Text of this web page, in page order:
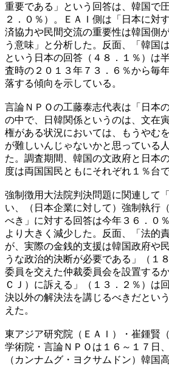
重要である」という回答は、韓国で
２．０％）。ＥＡＩ側は「日本に対
済協力や民間交流の重要性は韓国側
う意味」と分析した。反面、「韓国
という日本の回答（４８．１％）は
査時の２０１３年７３．６％から毎
落する傾向を示している。
言論ＮＰＯの工藤泰志代表は「日本
の中で、日韓関係というのは、文在
権がある状況においては、もうやむ
が難しいんじゃないかと思っている
た。調査期間、韓国の文政府と日本
度は両国国民ともにそれぞれ１％台
強制徴用大法院判決問題に関連して
い、（日本企業に対して）強制執行
べき」に対する回答は今年３６．０
より大きく減少した。反面、「法的
が、実際の金銭的支援は韓国政府や
うな政治的決断が必要である」（１
委員を交えた仲裁委員会を設置する
ＣＪ）に訴える」（１３．２％）は
決以外の解決法を講じるべきだとい
えた。
東アジア研究院（ＥＡＩ）・崔鍾賢
学術院・言論ＮＰＯは１６～１７日
（カンナムグ・ヨクサムドン）韓国